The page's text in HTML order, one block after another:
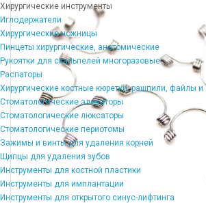
Хирургические инструменты
Иглодержатели
Хирургические ножницы
Пинцеты хирургические, анатомические
Рукоятки для скальпелей многоразовые
Распаторы
Хирургические костные кюретки, рашпили, файлы и
Стоматологические элеваторы
Стоматологические люксаторы
Стоматологические периотомы
Зажимы и винты для удаления корней
Щипцы для удаления зубов
Инструменты для костной пластики
Инструменты для имплантации
Инструменты для открытого синус-лифтинга